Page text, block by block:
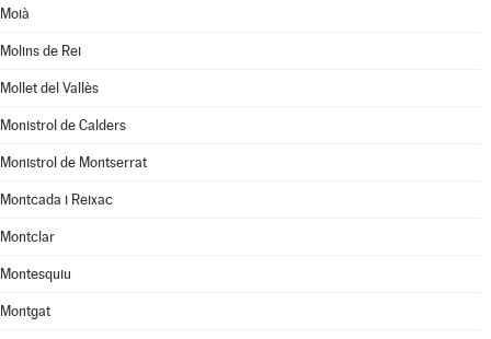
Moià
Molins de Rei
Mollet del Vallès
Monistrol de Calders
Monistrol de Montserrat
Montcada i Reixac
Montclar
Montesquiu
Montgat